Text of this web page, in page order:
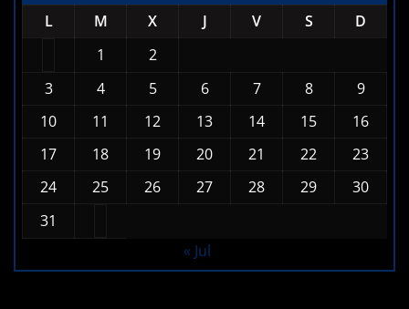
L
M X J V S
D
1
2
3
4 5 6 7 8
9
10
11 12 13 14 15
16
17
18 19 20 21 22
23
24
25 26 27 28 29
30
31
« Jul